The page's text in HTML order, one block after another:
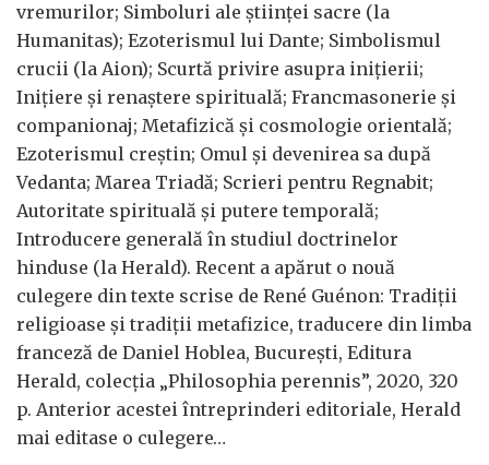
vremurilor; Simboluri ale științei sacre (la
Humanitas); Ezoterismul lui Dante; Simbolismul
crucii (la Aion); Scurtă privire asupra inițierii;
Inițiere și renaștere spirituală; Francmasonerie și
companionaj; Metafizică și cosmologie orientală;
Ezoterismul creștin; Omul și devenirea sa după
Vedanta; Marea Triadă; Scrieri pentru Regnabit;
Autoritate spirituală și putere temporală;
Introducere generală în studiul doctrinelor
hinduse (la Herald). Recent a apărut o nouă
culegere din texte scrise de René Guénon: Tradiții
religioase și tradiții metafizice, traducere din limba
franceză de Daniel Hoblea, București, Editura
Herald, colecția „Philosophia perennis”, 2020, 320
p. Anterior acestei întreprinderi editoriale, Herald
mai editase o culegere…